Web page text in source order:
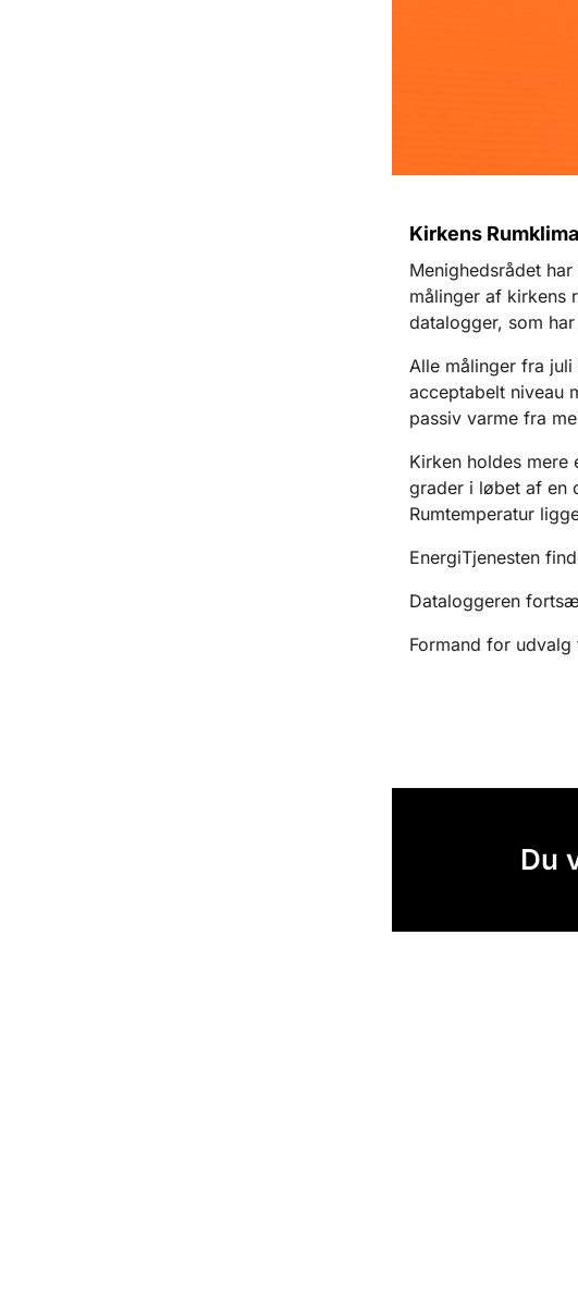
Kirkens Rumklima
Menighedsrådet
målinger af kirkens
datalogger, som
Alle målinger fra
acceptabelt niveau
passiv varme fra
Kirken holdes mere
grader i løbet af en
Rumtemperatur
EnergiTjenesten
Dataloggeren
Formand for
Du